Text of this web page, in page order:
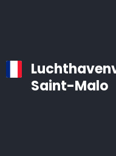
Saint-Malo